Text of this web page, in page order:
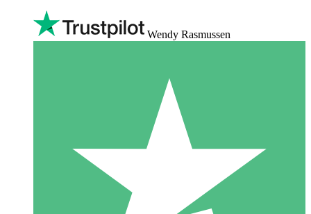
Wendy Rasmussen